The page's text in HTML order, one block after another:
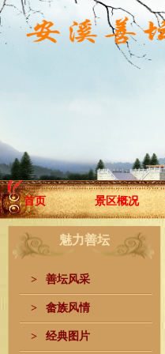
首页 景区概况
魅力善坛
> 善坛风采
> 畲族风情
> 经典图片